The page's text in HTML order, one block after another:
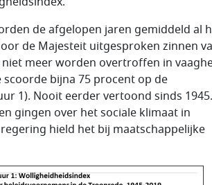
de afgelopen jaren gemiddeld al
de Majesteit uitgesproken zinnen
meer worden overtroffen in
bijna 75 procent op de
1). Nooit eerder vertoond sinds
gingen over het sociale klimaat in
hield het bij maatschappelijke